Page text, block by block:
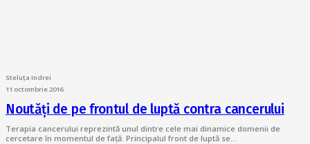
Steluța Indrei
11 octombrie 2016
Noutăți de pe frontul de luptă contra cancerului
Terapia cancerului reprezintă unul dintre cele mai dinamice domenii de
cercetare în momentul de față. Principalul front de luptă se…